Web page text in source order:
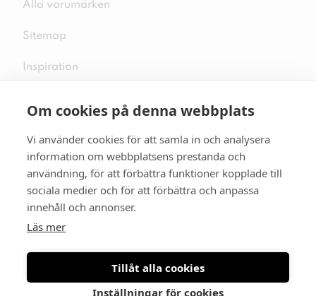
Om cookies på denna webbplats
Vi använder cookies för att samla in och analysera
information om webbplatsens prestanda och
användning, för att förbättra funktioner kopplade till
sociala medier och för att förbättra och anpassa
innehåll och annonser.
Läs mer
Tillåt alla cookies
Inställningar för cookies
Alla varumärken
Sitemap
Inspiration
Följ oss på sociala medier
Se mer skor: skopunkten.se